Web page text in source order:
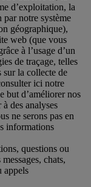
d’exploitation, la
notre système
géographique),
web (que vous
à l’usage d’un
de traçage, telles
sur la collecte de
ici notre
but d’améliorer nos
des analyses
ne serons pas en
informations
questions ou
chats,
appels